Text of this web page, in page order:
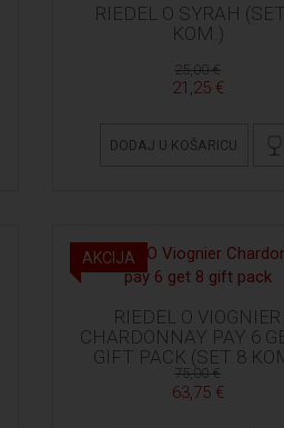
RIEDEL O SYRAH
KOM.)
25,00 €
21,25 €
DODAJ U KOŠARICU
AKCIJA
RIEDEL O VIOGNIER
CHARDONNAY PAY 6
GIFT PACK (SET 8
75,00 €
63,75 €